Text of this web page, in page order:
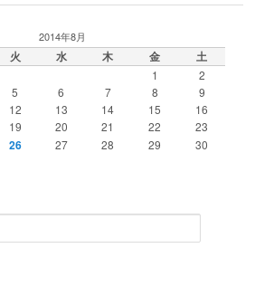
2014年8月
火 水 木 金 土
1
2
5 6 7 8
9
12 13 14 15
16
19 20 21 22
23
26 27 28 29
30